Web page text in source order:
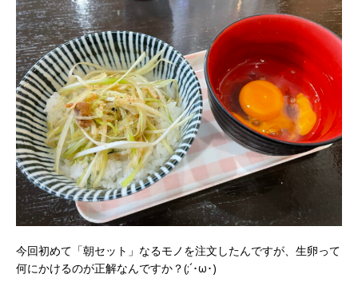
今回初めて「朝セット」なるモノを注文したんですが、生卵って
何にかけるのが正解なんですか？(;´･ω･)